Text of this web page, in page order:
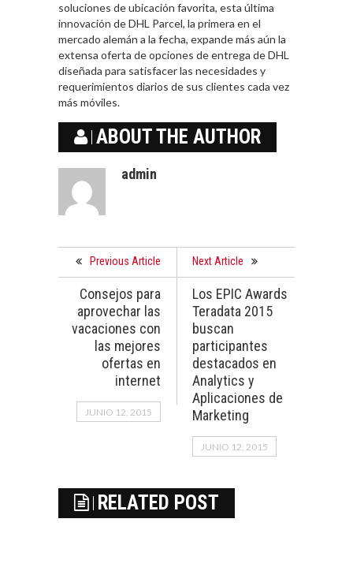
soluciones de ubicación favorita, esta última
innovación de DHL Parcel, la primera en el
mercado alemán a la fecha, expande más aún la
extensa oferta de opciones de entrega de DHL
diseñada para satisfacer las necesidades y
requerimientos diarios de sus clientes cada vez
más móviles.
ABOUT THE AUTHOR
admin
Previous Article
Consejos para
aprovechar las
vacaciones con
las mejores
ofertas en
internet
JUNIO 12, 2015
Next Article
Los EPIC Awards
Teradata 2015
buscan
participantes
destacados en
Analytics y
Aplicaciones de
Marketing
JUNIO 12, 2015
RELATED POST